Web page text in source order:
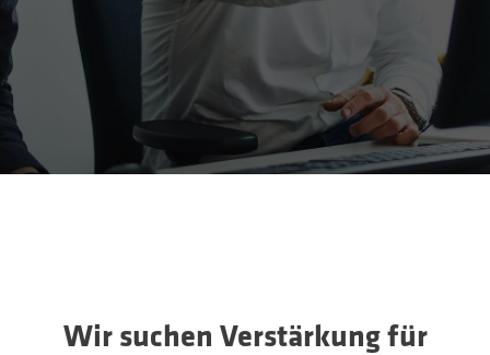
Wir suchen Verstärkung für